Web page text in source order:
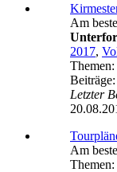
Am
2017,
Themen:
Beiträge:
Letzter
Am
Themen: